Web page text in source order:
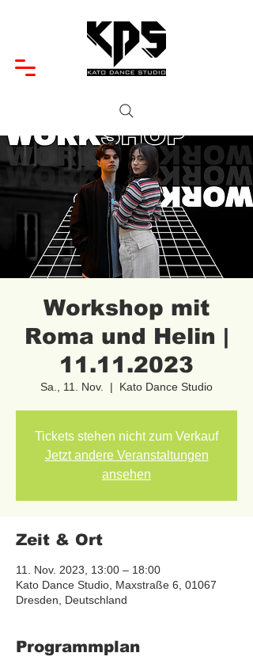
Workshop mit
Roma und Helin |
11.11.2023
Sa., 11. Nov.
  |
Kato Dance Studio
Tickets stehen nicht zum Verkauf
Jetzt andere Veranstaltungen
ansehen
Zeit & Ort
11. Nov. 2023, 13:00 – 18:00
Kato Dance Studio, Maxstraße 6, 01067
Dresden, Deutschland
Programmplan